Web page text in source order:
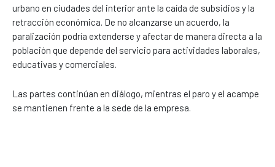
urbano en ciudades del interior ante la caída de subsidios y la
retracción económica. De no alcanzarse un acuerdo, la
paralización podría extenderse y afectar de manera directa a la
población que depende del servicio para actividades laborales,
educativas y comerciales.
Las partes continúan en diálogo, mientras el paro y el acampe
se mantienen frente a la sede de la empresa.